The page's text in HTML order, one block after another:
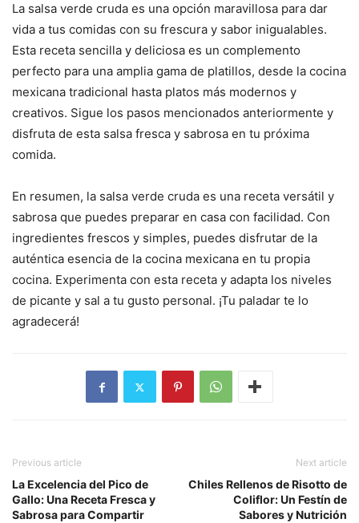
La salsa verde cruda es una opción maravillosa para dar
vida a tus comidas con su frescura y sabor inigualables.
Esta receta sencilla y deliciosa es un complemento
perfecto para una amplia gama de platillos, desde la cocina
mexicana tradicional hasta platos más modernos y
creativos. Sigue los pasos mencionados anteriormente y
disfruta de esta salsa fresca y sabrosa en tu próxima
comida.
En resumen, la salsa verde cruda es una receta versátil y
sabrosa que puedes preparar en casa con facilidad. Con
ingredientes frescos y simples, puedes disfrutar de la
auténtica esencia de la cocina mexicana en tu propia
cocina. Experimenta con esta receta y adapta los niveles
de picante y sal a tu gusto personal. ¡Tu paladar te lo
agradecerá!
Previous article
La Excelencia del Pico de
Gallo: Una Receta Fresca y
Sabrosa para Compartir
Next article
Chiles Rellenos de Risotto de
Coliflor: Un Festín de
Sabores y Nutrición